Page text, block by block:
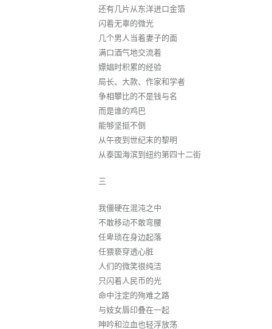
还有几片从东洋进口金箔
闪着无辜的微光
几个男人当着妻子的面
满口酒气地交流着
嫖娼时积累的经验
局长、大款、作家和学者
争相攀比的不是钱与名
而是谁的鸡巴
能够坚挺不倒
从午夜到世纪末的黎明
从泰国海滨到纽约第四十二街
三
我僵硬在混沌之中
不敢移动不敢弯腰
任卑琐在身边起落
任猥亵穿透心脏
人们的微笑很纯洁
只闪着人民币的光
命中注定的殉难之路
与妓女唇印叠在一起
呻吟和泣血也轻浮放荡